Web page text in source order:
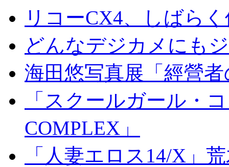
リコーCX4、しばら
どんなデジカメにも
海田悠写真展「經營
「スクールガール・
COMPLEX」
「人妻エロス14/X」